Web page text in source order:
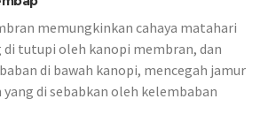
memungkinkan cahaya matahari
di tutupi oleh kanopi membran, dan
di bawah kanopi, mencegah jamur
di sebabkan oleh kelembaban